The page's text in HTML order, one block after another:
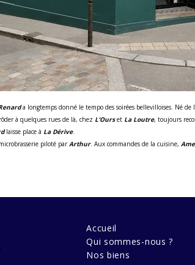
a longtemps donné le tempo des soirées bellevilloises. Né de
à quelques rues de là, chez L’Ourset La Loutre, toujours
laisse place à La Dérive.
piloté parArthur. Aux commandes de la cuisine,
Accueil
Qui sommes-nous ?
Nos biens